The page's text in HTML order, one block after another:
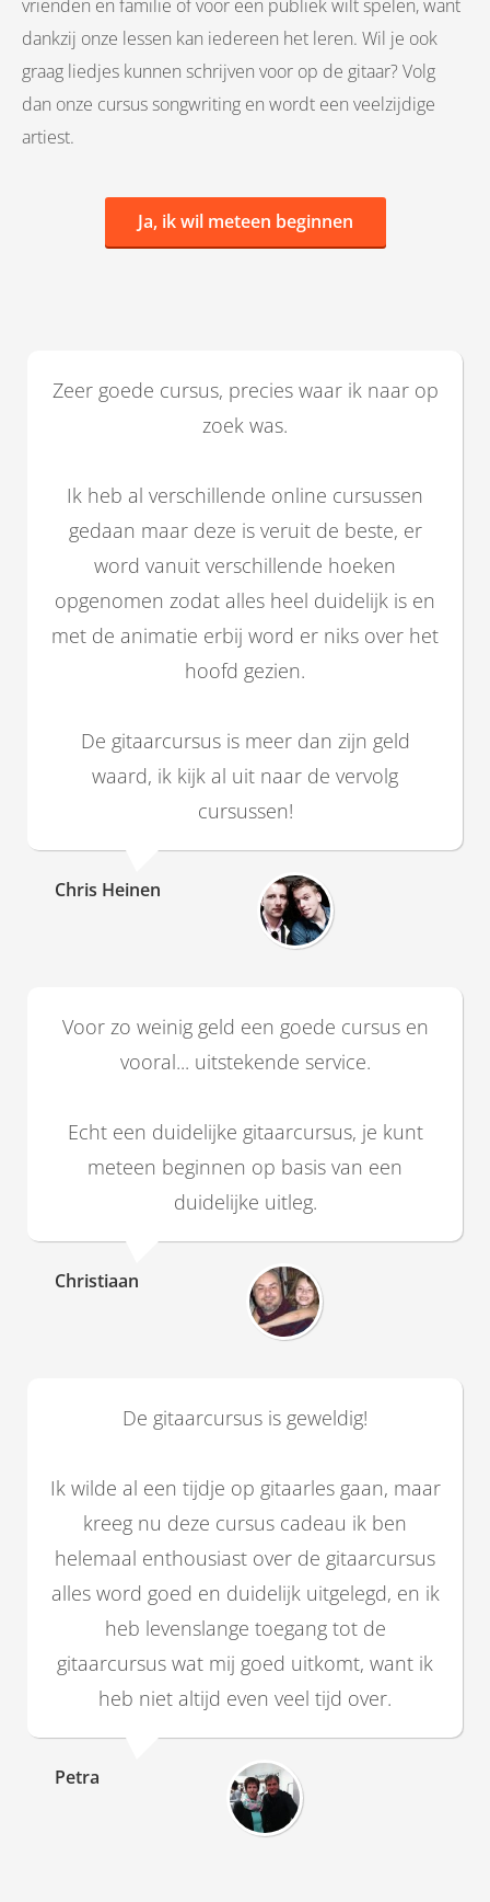
vrienden en familie of voor een publiek wilt spelen, want
dankzij onze lessen kan iedereen het leren. Wil je ook
graag liedjes kunnen schrijven voor op de gitaar? Volg
dan onze cursus songwriting en wordt een veelzijdige
artiest.
Ja, ik wil meteen beginnen
Zeer goede cursus, precies waar ik naar op
zoek was.
Ik heb al verschillende online cursussen
gedaan maar deze is veruit de beste, er
word vanuit verschillende hoeken
opgenomen zodat alles heel duidelijk is en
met de animatie erbij word er niks over het
hoofd gezien.
De gitaarcursus is meer dan zijn geld
waard, ik kijk al uit naar de vervolg
cursussen!
Chris Heinen
Voor zo weinig geld een goede cursus en
vooral... uitstekende service.
Echt een duidelijke gitaarcursus, je kunt
meteen beginnen op basis van een
duidelijke uitleg.
Christiaan
De gitaarcursus is geweldig!
Ik wilde al een tijdje op gitaarles gaan, maar
kreeg nu deze cursus cadeau ik ben
helemaal enthousiast over de gitaarcursus
alles word goed en duidelijk uitgelegd, en ik
heb levenslange toegang tot de
gitaarcursus wat mij goed uitkomt, want ik
heb niet altijd even veel tijd over.
Petra